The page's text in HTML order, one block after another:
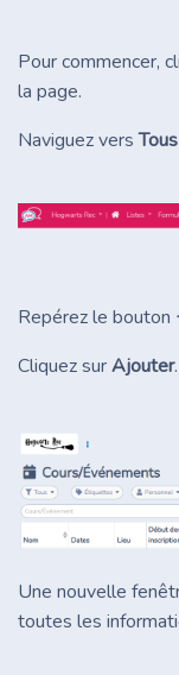
Pour commencer,
la page.
Naviguez vers
Repérez le bouton
Cliquez surAjouter.
Une nouvelle
toutes les